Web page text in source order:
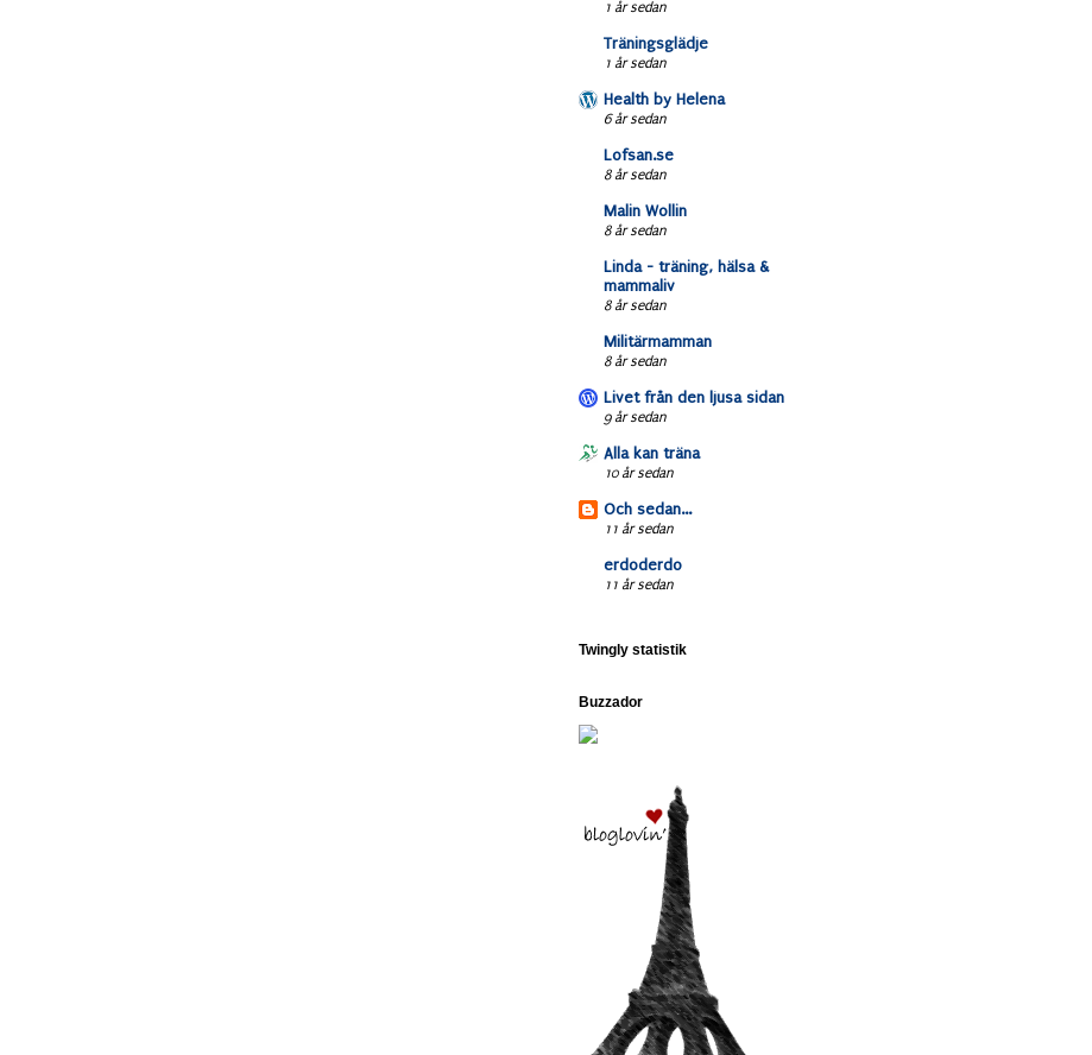
1 år sedan
Träningsglädje
1 år sedan
Health by Helena
6 år sedan
Lofsan.se
8 år sedan
Malin Wollin
8 år sedan
Linda - träning, hälsa &
mammaliv
8 år sedan
Militärmamman
8 år sedan
Livet från den ljusa sidan
9 år sedan
Alla kan träna
10 år sedan
Och sedan...
11 år sedan
erdoderdo
11 år sedan
Twingly statistik
Buzzador